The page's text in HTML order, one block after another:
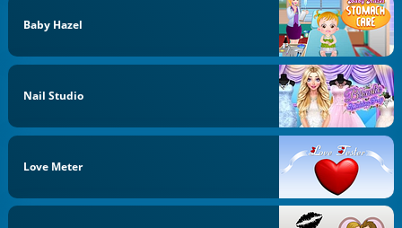
Baby Hazel
Nail Studio
Love Meter